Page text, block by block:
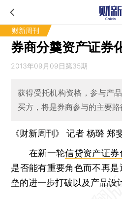
财新周刊
券商分羹资产证券
2013年09月09日第35期
获得受托机构资格，参与产
买方，将是券商参与的主要路
《财新周刊》 记者 杨璐 郑
在新一轮信贷资产证券
是否能有重要角色而不再
垒的进一步打破以及产品设